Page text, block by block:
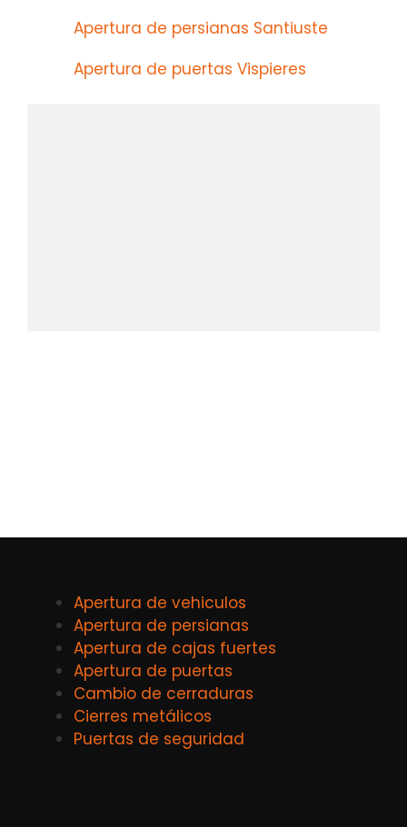
Apertura de persianas Santiuste
Apertura de puertas Vispieres
Apertura de vehiculos
Apertura de persianas
Apertura de cajas fuertes
Apertura de puertas
Cambio de cerraduras
Cierres metálicos
Puertas de seguridad